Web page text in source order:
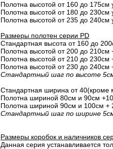
Полотна высотой от 160 до 175см
Полотна высотой от 180 до 230см
Полотна высотой от 235 до 240см
Размеры полотен серии PD
Стандартная высота от 160 до
Полотна высотой от 200 до 210см
Полотна высотой от 210 до 230см
Полотна высотой от 230 до 240см
Стандартный шаг по высоте
Стандартная ширина от
Полотна шириной 80cм и 90cм
Полотна шириной 90см и 100см +
Стандартный шаг по ширине
Размеры коробок и наличников
Данная серия устанавливается